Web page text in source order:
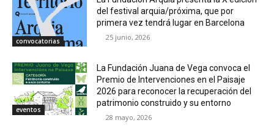
convocatorias
del festival arquia/próxima, que por
primera vez tendrá lugar en Barcelona
25 junio, 2026
eventos
La Fundación Juana de Vega convoca el
Premio de Intervenciones en el Paisaje
2026 para reconocer la recuperación del
patrimonio construido y su entorno
28 mayo, 2026